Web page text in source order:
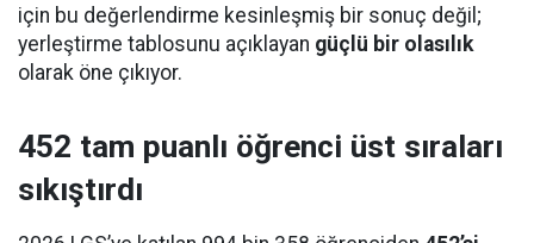
için bu değerlendirme kesinleşmiş bir sonuç değil;
yerleştirme tablosunu açıklayan güçlü bir olasılık
olarak öne çıkıyor.
452 tam puanlı öğrenci üst sıraları
sıkıştırdı